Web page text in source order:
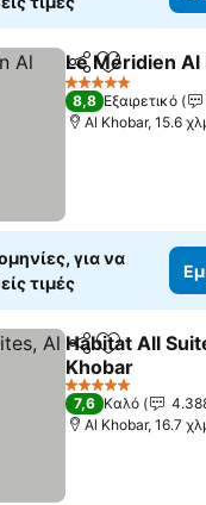
Κοινοποίηση
Προσθήκη
Le Méridien Al
5 Αστέρια
8,8 Εξαιρετικό
Al Khobar, 15.6
για να
τιμές
Κοινοποίηση
Προσθήκη
Habitat All
Khobar
5 Αστέρια
7,6 Καλό
Al Khobar, 16.7